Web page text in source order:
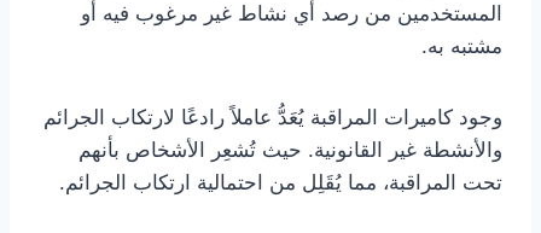
المستخدمين من رصد أي نشاط غير مرغوب فيه أو
مشتبه به.
وجود كاميرات المراقبة يُعَدُّ عاملاً رادعًا لارتكاب الجرائم
والأنشطة غير القانونية. حيث تُشعِر الأشخاص بأنهم
تحت المراقبة، مما يُقَلِل من احتمالية ارتكاب الجرائم.